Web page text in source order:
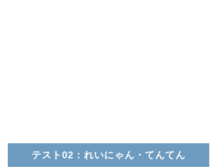
テスト02：れいにゃん・てんてん